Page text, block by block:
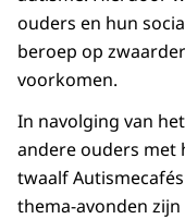
ouders en hun
beroep op
voorkomen.
In navolging van
andere ouders met
twaalf
thema-avonden